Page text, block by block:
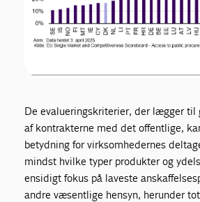
De evalueringskriterier, der lægger til
af kontrakterne med det offentlige,
betydning for virksomhedernes
mindst hvilke typer produkter og
ensidigt fokus på laveste
andre væsentlige hensyn, herunder